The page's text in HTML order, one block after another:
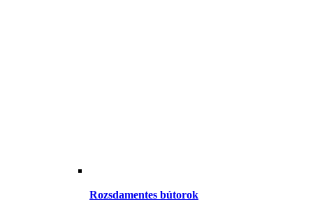
Rozsdamentes bútorok